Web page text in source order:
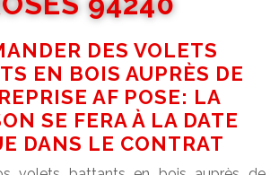
DES VOLETS
EN BOIS AUPRÈS DE
AF POSE: LA
SE FERA À LA DATE
DANS LE CONTRAT